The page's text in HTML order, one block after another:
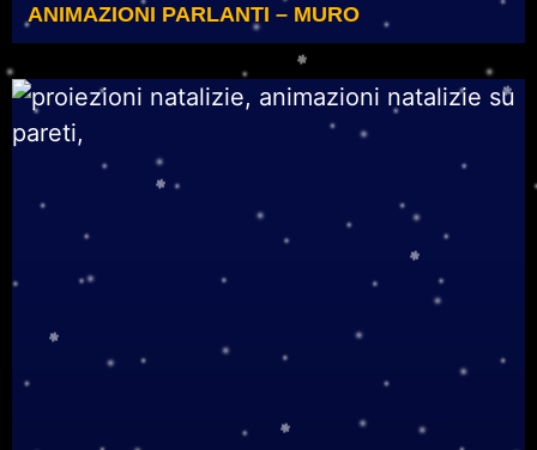
ANIMAZIONI PARLANTI – MURO